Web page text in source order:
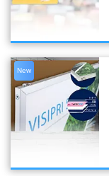
New